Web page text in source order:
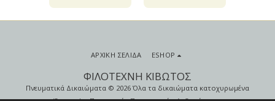
ΦΙΛΟΤΕΧΝΗ ΚΙΒΩΤΟΣ
Πνευματικά Δικαιώματα © 2026 Όλα τα δικαιώματα κατοχυρωμένα
ΑΡΧΙΚΉ ΣΕΛΊΔΑ ESHOP